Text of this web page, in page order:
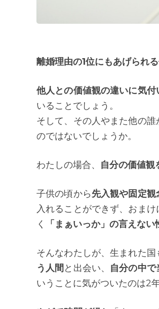
離婚理由の1位にもあげられ
他人との価値観の違いに気付
いることでしょう。
そして、その人やまた他の誰
のではないでしょうか。
わたしの場合、 自分の価値観
子供の頃から先入観や固定観
入れることができず、おま
く
「まぁいっか」の言えない
そんなわたしが、生まれた国
う人間 と出会い、 自分の中
いうことに気がついたのは2